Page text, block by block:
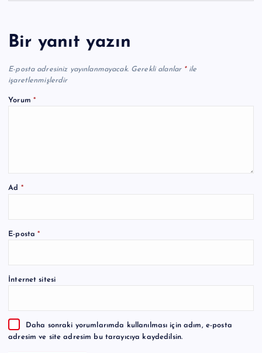
Bir yanıt yazın
E-posta adresiniz yayınlanmayacak. Gerekli alanlar *ile
işaretlenmişlerdir
Yorum *
Ad *
E-posta*
İnternet sitesi
Daha sonraki yorumlarımda kullanılması için adım, e-posta
adresim ve site adresim bu tarayıcıya kaydedilsin.
A
e
a
t